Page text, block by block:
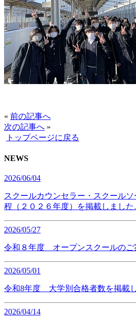
« 前の記事へ
次の記事へ »
トップページに戻る
NEWS
2026/06/04
スクールカウンセラー・スクール
程（２０２６年度）を掲載しました
2026/05/27
令和８年度 オープンスクールのご
2026/05/01
令和8年度 大学別合格者数を掲載し
2026/04/14